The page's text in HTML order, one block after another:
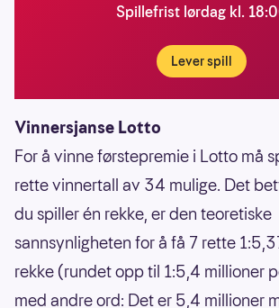
Spillefrist lørdag kl.
Lever spill
Vinnersjanse Lotto
For å vinne førstepremie i Lotto må
rette vinnertall av 34 mulige. Det
du spiller én rekke, er den teoretiske
sannsynligheten for å få 7 rette
rekke (rundet opp til 1:5,4 millioner
med andre ord: Det er 5,4 millioner